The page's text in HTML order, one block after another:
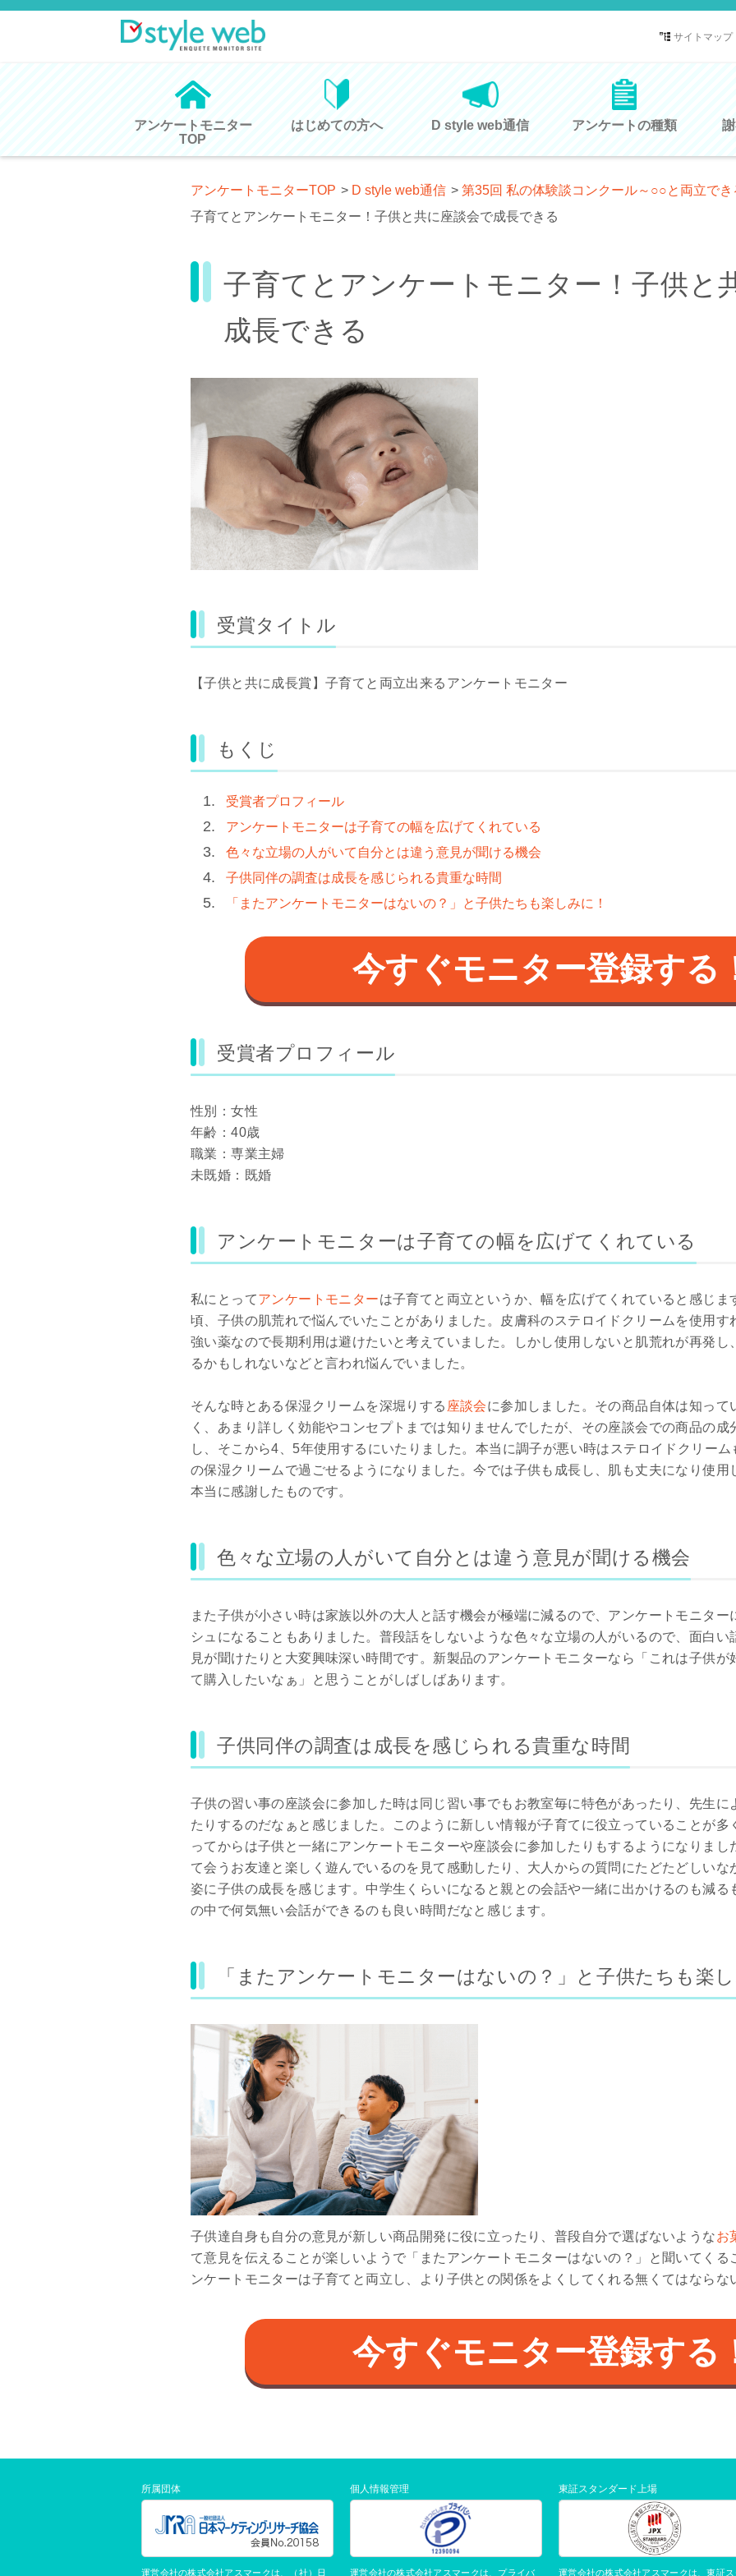
サイトマップ
アンケートモニター
TOP
はじめての方へ D style web通信 アンケートの種類
アンケートモニターTOP > D style web通信 > 第35回 私の体験談コンクール～○○と両立で
子育てとアンケートモニター！子供と共に座談会で成長できる
子育てとアンケートモニター！子供と
成長できる
受賞タイトル
【子供と共に成長賞】子育てと両立出来るアンケートモニター
もくじ
受賞者プロフィール
アンケートモニターは子育ての幅を広げてくれている
色々な立場の人がいて自分とは違う意見が聞ける機会
子供同伴の調査は成長を感じられる貴重な時間
「またアンケートモニターはないの？」と子供たちも楽しみに！
今すぐモニター登録する
受賞者プロフィール
性別：女性
年齢：40歳
職業：専業主婦
未既婚：既婚
アンケートモニターは子育ての幅を広げてくれている
私にとってアンケートモニターは子育てと両立というか、幅を広げてくれていると感じま
頃、子供の肌荒れで悩んでいたことがありました。皮膚科のステロイドクリームを使用す
強い薬なので長期利用は避けたいと考えていました。しかし使用しないと肌荒れが再発し
るかもしれないなどと言われ悩んでいました。
そんな時とある保湿クリームを深堀りする 座談会に参加しました。その商品自体は知っ
く、あまり詳しく効能やコンセプトまでは知りませんでしたが、その座談会での商品の
し、そこから4、5年使用するにいたりました。本当に調子が悪い時はステロイドクリー
の保湿クリームで過ごせるようになりました。今では子供も成長し、肌も丈夫になり使用
本当に感謝したものです。
色々な立場の人がいて自分とは違う意見が聞ける機会
また子供が小さい時は家族以外の大人と話す機会が極端に減るので、アンケートモニタ
シュになることもありました。普段話をしないような色々な立場の人がいるので、面白
見が聞けたりと大変興味深い時間です。新製品のアンケートモニターなら「これは子供
て購入したいなぁ」と思うことがしばしばあります。
子供同伴の調査は成長を感じられる貴重な時間
子供の習い事の座談会に参加した時は同じ習い事でもお教室毎に特色があったり、先生に
たりするのだなぁと感じました。このように新しい情報が子育てに役立っていることが多
ってからは子供と一緒にアンケートモニターや座談会に参加したりもするようになりま
て会うお友達と楽しく遊んでいるのを見て感動したり、大人からの質問にたどたどしいな
姿に子供の成長を感じます。中学生くらいになると親との会話や一緒に出かけるのも減る
の中で何気無い会話ができるのも良い時間だなと感じます。
「またアンケートモニターはないの？」と子供たちも楽
子供達自身も自分の意見が新しい商品開発に役に立ったり、普段自分で選ばないようなお
て意見を伝えることが楽しいようで「またアンケートモニターはないの？」と聞いてくる
ンケートモニターは子育てと両立し、より子供との関係をよくしてくれる無くてはならな
今すぐモニター登録する
所属団体
運営会社の株式会社アスマークは、（社）日
個人情報管理
運営会社の株式会社アスマークは、プライバ
東証スタンダード上場
運営会社の株式会社アスマークは、東証ス